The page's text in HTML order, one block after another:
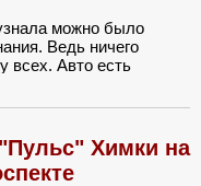
можно было
Ведь ничего
всех. Авто есть
на какой машине
Химки на